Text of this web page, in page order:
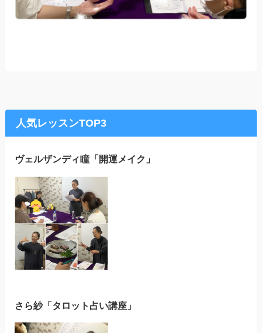
人気レッスンTOP3
ヴェルザンディ瞳「開運メイク」
さら紗「タロット占い講座」